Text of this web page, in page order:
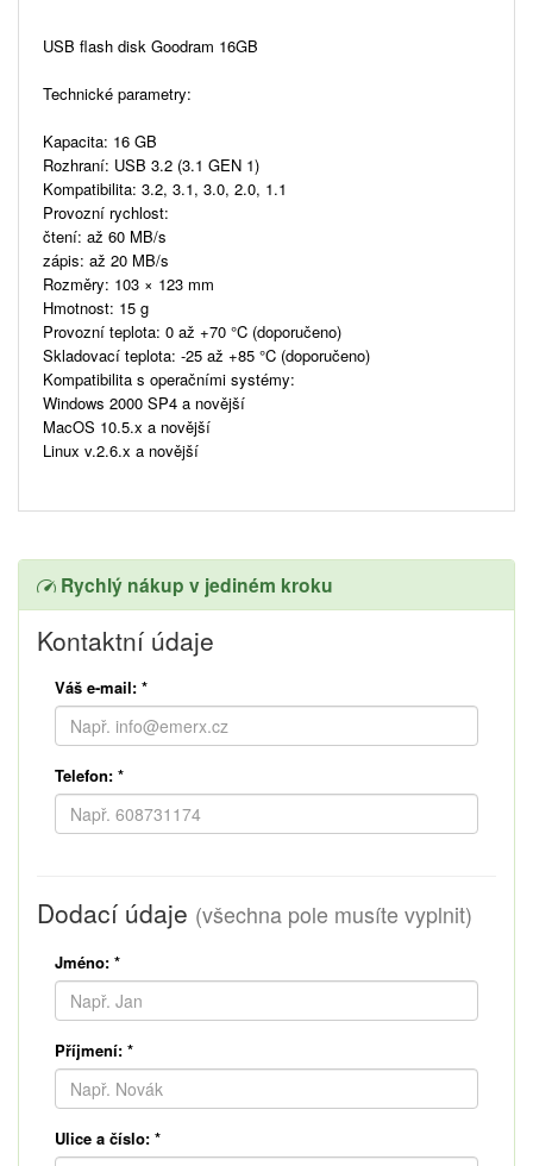
USB flash disk Goodram 16GB
Technické parametry:
Kapacita: 16 GB
Rozhraní: USB 3.2 (3.1 GEN 1)
Kompatibilita: 3.2, 3.1, 3.0, 2.0, 1.1
Provozní rychlost:
čtení: až 60 MB/s
zápis: až 20 MB/s
Rozměry: 103 × 123 mm
Hmotnost: 15 g
Provozní teplota: 0 až +70 °C (doporučeno)
Skladovací teplota: -25 až +85 °C (doporučeno)
Kompatibilita s operačními systémy:
Windows 2000 SP4 a novější
MacOS 10.5.x a novější
Linux v.2.6.x a novější
Rychlý nákup v jediném kroku
Kontaktní údaje
Váš e-mail: *
Telefon: *
Dodací údaje (všechna pole musíte vyplnit)
Jméno: *
Příjmení: *
Ulice a číslo: *